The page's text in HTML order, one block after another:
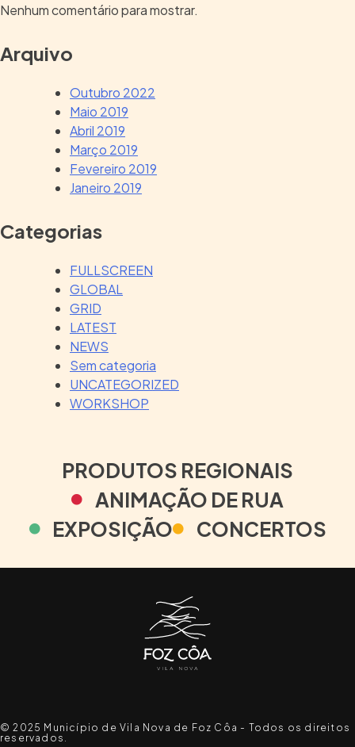
Nenhum comentário para mostrar.
Arquivo
Outubro 2022
Maio 2019
Abril 2019
Março 2019
Fevereiro 2019
Janeiro 2019
Categorias
FULLSCREEN
GLOBAL
GRID
LATEST
NEWS
Sem categoria
UNCATEGORIZED
WORKSHOP
PRODUTOS REGIONAIS
ANIMAÇÃO DE RUA
EXPOSIÇÃO
CONCERTOS
© 2025 Município de Vila Nova de Foz Côa - Todos os direitos
reservados.